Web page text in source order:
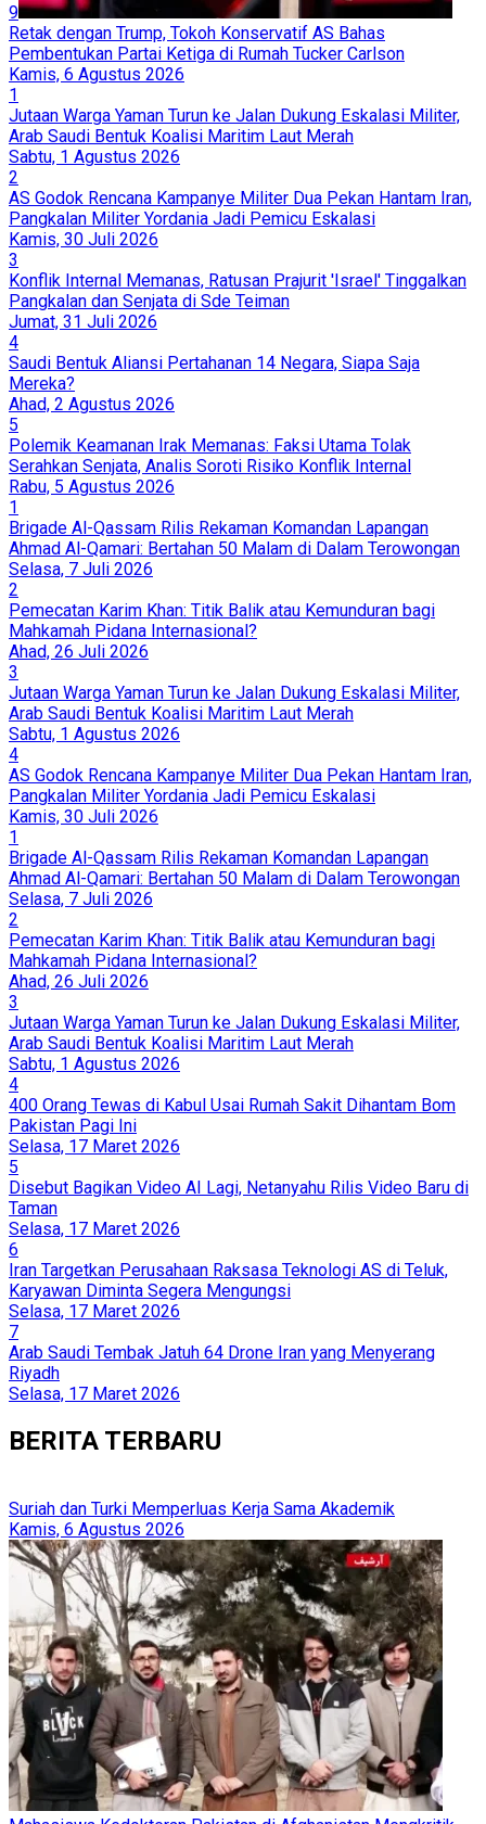
9
Retak dengan Trump, Tokoh Konservatif AS Bahas
Pembentukan Partai Ketiga di Rumah Tucker Carlson
Kamis, 6 Agustus 2026
1
Jutaan Warga Yaman Turun ke Jalan Dukung Eskalasi Militer,
Arab Saudi Bentuk Koalisi Maritim Laut Merah
Sabtu, 1 Agustus 2026
2
AS Godok Rencana Kampanye Militer Dua Pekan Hantam Iran,
Pangkalan Militer Yordania Jadi Pemicu Eskalasi
Kamis, 30 Juli 2026
3
Konflik Internal Memanas, Ratusan Prajurit 'Israel' Tinggalkan
Pangkalan dan Senjata di Sde Teiman
Jumat, 31 Juli 2026
4
Saudi Bentuk Aliansi Pertahanan 14 Negara, Siapa Saja
Mereka?
Ahad, 2 Agustus 2026
5
Polemik Keamanan Irak Memanas: Faksi Utama Tolak
Serahkan Senjata, Analis Soroti Risiko Konflik Internal
Rabu, 5 Agustus 2026
1
Brigade Al-Qassam Rilis Rekaman Komandan Lapangan
Ahmad Al-Qamari: Bertahan 50 Malam di Dalam Terowongan
Selasa, 7 Juli 2026
2
Pemecatan Karim Khan: Titik Balik atau Kemunduran bagi
Mahkamah Pidana Internasional?
Ahad, 26 Juli 2026
3
Jutaan Warga Yaman Turun ke Jalan Dukung Eskalasi Militer,
Arab Saudi Bentuk Koalisi Maritim Laut Merah
Sabtu, 1 Agustus 2026
4
AS Godok Rencana Kampanye Militer Dua Pekan Hantam Iran,
Pangkalan Militer Yordania Jadi Pemicu Eskalasi
Kamis, 30 Juli 2026
1
Brigade Al-Qassam Rilis Rekaman Komandan Lapangan
Ahmad Al-Qamari: Bertahan 50 Malam di Dalam Terowongan
Selasa, 7 Juli 2026
2
Pemecatan Karim Khan: Titik Balik atau Kemunduran bagi
Mahkamah Pidana Internasional?
Ahad, 26 Juli 2026
3
Jutaan Warga Yaman Turun ke Jalan Dukung Eskalasi Militer,
Arab Saudi Bentuk Koalisi Maritim Laut Merah
Sabtu, 1 Agustus 2026
4
400 Orang Tewas di Kabul Usai Rumah Sakit Dihantam Bom
Pakistan Pagi Ini
Selasa, 17 Maret 2026
5
Disebut Bagikan Video AI Lagi, Netanyahu Rilis Video Baru di
Taman
Selasa, 17 Maret 2026
6
Iran Targetkan Perusahaan Raksasa Teknologi AS di Teluk,
Karyawan Diminta Segera Mengungsi
Selasa, 17 Maret 2026
7
Arab Saudi Tembak Jatuh 64 Drone Iran yang Menyerang
Riyadh
Selasa, 17 Maret 2026
BERITA TERBARU
Suriah dan Turki Memperluas Kerja Sama Akademik
Kamis, 6 Agustus 2026